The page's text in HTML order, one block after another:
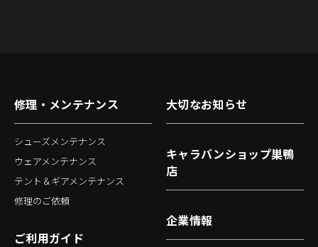
修理・メンテナンス
シューズメンテナンス
ウェアメンテナンス
テント＆ギアメンテナンス
修理のご依頼
ご利用ガイド
大切なお知らせ
キャラバンショップ巣鴨
店
企業情報